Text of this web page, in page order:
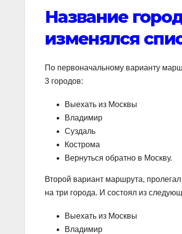
Название
изменялся
По первоначальному варианту
3 городов:
Выехать из Москвы
Владимир
Суздаль
Кострома
Вернуться обратно в Москву.
Второй вариант маршрута,
на три города. И состоял из
Выехать из Москвы
Владимир